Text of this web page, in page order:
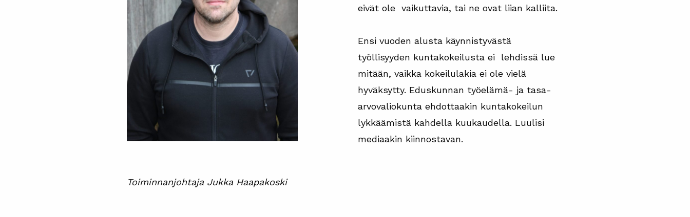
Toiminnanjohtaja Jukka Haapakoski
eivät ole vaikuttavia, tai ne ovat liian kalliita.
Ensi vuoden alusta käynnistyvästä
työllisyyden kuntakokeilusta ei lehdissä lue
mitään, vaikka kokeilulakia ei ole vielä
hyväksytty. Eduskunnan työelämä- ja tasa-
arvovaliokunta ehdottaakin kuntakokeilun
lykkäämistä kahdella kuukaudella. Luulisi
mediaakin kiinnostavan.